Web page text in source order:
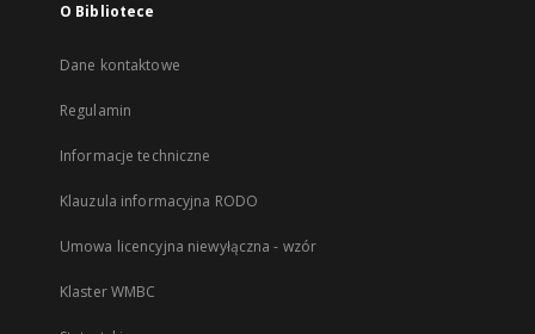
O Bibliotece
Dane kontaktowe
Regulamin
Informacje techniczne
Klauzula informacyjna RODO
Umowa licencyjna niewyłączna - wzór
Klaster WMBC